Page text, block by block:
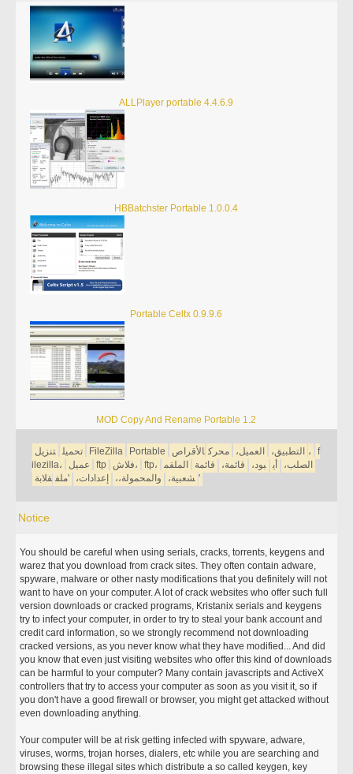
ALLPlayer portable 4.4.6.9
HBBatchster Portable 1.0.0.4
Portable Celtx 0.9.9.6
MOD Copy And Rename Portable 1.2
تحميل تنزيل FileZilla Portable التطبيق، العميل، محرك الأقراص،
f
ilezilla،
عميل ftp فلاش، ftp، الصلب، أي بود، قائمة، قائمة
الملقم
شعبية،
والمحمولة،، إعدادات، 'ملف قلابة'
Notice
You should be careful when using serials, cracks, torrents, keygens and
warez that you download from crack sites. They often contain adware,
spyware, malware or other nasty modifications that you definitely will not
want to have on your computer. A lot of crack websites who offer such full
version downloads or cracked programs, Kristanix serials and keygens
try to infect your computer, in order to try to steal your bank account and
credit card information, so we strongly recommend not downloading
cracked versions, as you never know what they have modified... And did
you know that even just visiting websites who offer this kind of downloads
can be harmful to your computer? Many contain javascripts and ActiveX
controllers that try to access your computer as soon as you visit it, so if
you don't have a good firewall or browser, you might get attacked without
even downloading anything.
Your computer will be at risk getting infected with spyware, adware,
viruses, worms, trojan horses, dialers, etc while you are searching and
browsing these illegal sites which distribute a so called keygen, key